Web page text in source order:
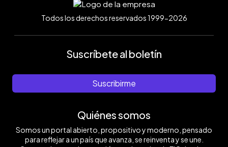
Todos los derechos reservados 1999-2026
Suscríbete al boletín
Suscribirme
Quiénes somos
Somos un portal abierto, propositivo y moderno, pensado
para reflejar a un país que avanza, se reinventa y se une.